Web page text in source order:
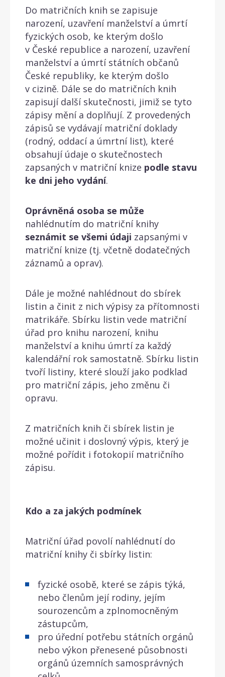
Do matričních knih se zapisuje
narození, uzavření manželství a úmrtí
fyzických osob, ke kterým došlo
v České republice a narození, uzavření
manželství a úmrtí státních občanů
České republiky, ke kterým došlo
v cizině. Dále se do matričních knih
zapisují další skutečnosti, jimiž se tyto
zápisy mění a doplňují. Z provedených
zápisů se vydávají matriční doklady
(rodný, oddací a úmrtní list), které
obsahují údaje o skutečnostech
zapsaných v matriční knize podle stavu
ke dni jeho vydání.
Oprávněná osoba se může
nahlédnutím do matriční knihy
seznámit se všemi údaji zapsanými v
matriční knize (tj. včetně dodatečných
záznamů a oprav).
Dále je možné nahlédnout do sbírek
listin a činit z nich výpisy za přítomnosti
matrikáře. Sbírku listin vede matriční
úřad pro knihu narození, knihu
manželství a knihu úmrtí za každý
kalendářní rok samostatně. Sbírku listin
tvoří listiny, které slouží jako podklad
pro matriční zápis, jeho změnu či
opravu.
Z matričních knih či sbírek listin je
možné učinit i doslovný výpis, který je
možné pořídit i fotokopií matričního
zápisu.
Kdo a za jakých podmínek
Matriční úřad povolí nahlédnutí do
matriční knihy či sbírky listin:
fyzické osobě, které se zápis týká,
nebo členům její rodiny, jejím
sourozencům a zplnomocněným
zástupcům,
pro úřední potřebu státních orgánů
nebo výkon přenesené působnosti
orgánů územních samosprávných